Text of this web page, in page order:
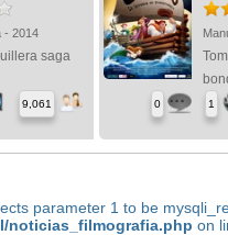
- 2014
saga
9,061 0 1
parameter 1 to be
noticias_filmografia.php on